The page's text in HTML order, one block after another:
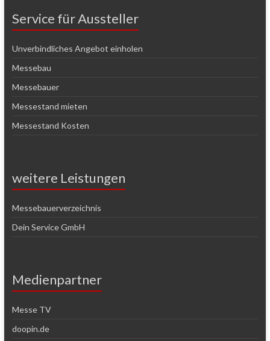
Service für Aussteller
Unverbindliches Angebot einholen
Messebau
Messebauer
Messestand mieten
Messestand Kosten
weitere Leistungen
Messebauerverzeichnis
Dein Service GmbH
Medienpartner
Messe TV
doopin.de